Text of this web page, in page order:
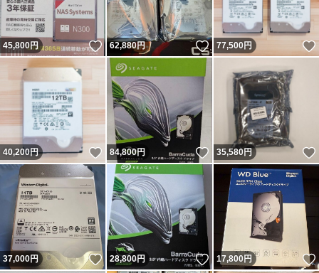
45,800円 いいね！
62,880円 いいね！
77,500円
40,200円 いいね！
84,800円 いいね！
35,580円
37,000円 いいね！
28,800円 いいね！
17,800円